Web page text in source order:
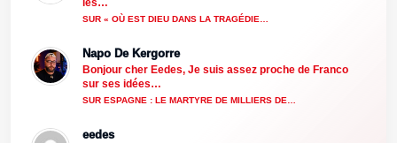
les…
SUR « OÙ EST DIEU DANS LA TRAGÉDIE…
Napo De Kergorre
Bonjour cher Eedes, Je suis assez proche de Franco
sur ses idées…
SUR ESPAGNE : LE MARTYRE DE MILLIERS DE…
eedes